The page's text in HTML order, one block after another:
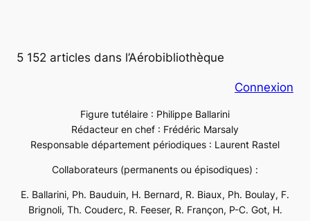
5 152 articles dans l’Aérobibliothèque
Connexion
Figure tutélaire : Philippe Ballarini
Rédacteur en chef : Frédéric Marsaly
Responsable département périodiques : Laurent Rastel
Collaborateurs (permanents ou épisodiques) :
E. Ballarini, Ph. Bauduin, H. Bernard, R. Biaux, Ph. Boulay, F.
Brignoli, Th. Couderc, R. Feeser, R. Françon, P-C. Got, H.